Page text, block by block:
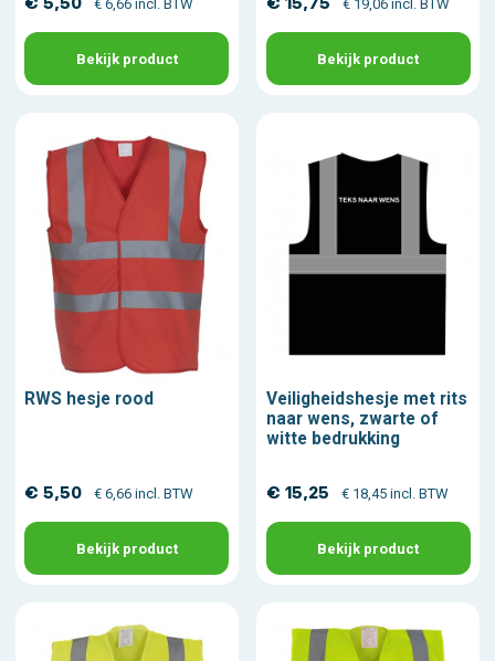
€ 6,66 incl. BTW
Bekijk product
€ 19,06 incl. BTW
Bekijk product
RWS hesje rood
€ 5,50 € 6,66 incl. BTW
Bekijk product
Veiligheidshesje met rits
naar wens, zwarte of
witte bedrukking
€ 15,25 € 18,45 incl. BTW
Bekijk product